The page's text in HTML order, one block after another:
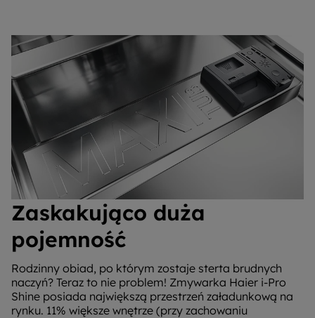
Zaskakująco duża
pojemność
Rodzinny obiad, po którym zostaje sterta brudnych
naczyń? Teraz to nie problem! Zmywarka Haier i-Pro
Shine posiada największą przestrzeń załadunkową na
rynku. 11% większe wnętrze (przy zachowaniu